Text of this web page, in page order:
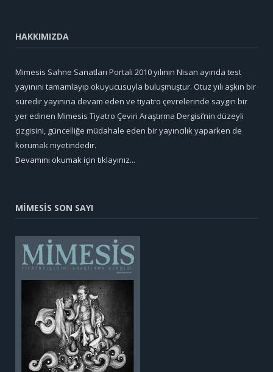
HAKKIMIZDA
Mimesis Sahne Sanatları Portali 2010 yılının Nisan ayında test
yayınını tamamlayıp okuyucusuyla buluşmuştur. Otuz yılı aşkın bir
süredir yayınına devam eden ve tiyatro çevrelerinde saygın bir
yer edinen Mimesis Tiyatro Çeviri Araştırma Dergisi’nin düzeyli
çizgisini, güncelliğe müdahale eden bir yayıncılık yaparken de
korumak niyetindedir.
Devamını okumak için tıklayınız...
MİMESİS SON SAYI